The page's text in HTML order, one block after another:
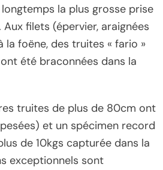
la plus grosse prise
Aux filets (épervier, araignées
la foëne, des truites « fario »
été braconnées dans la
truites de plus de 80cm ont
et un spécimen record
de 10kgs capturée dans la
exceptionnels sont